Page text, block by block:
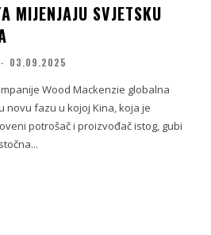
MIJENJAJU SVJETSKU
- 03.09.2025
Wood Mackenzie globalna
novu fazu u kojoj Kina, koja je
potrošač i proizvođač istog, gubi